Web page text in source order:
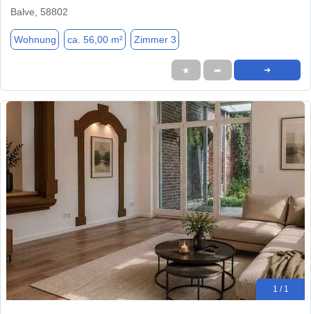
Balve, 58802
Wohnung ca. 56,00 m² Zimmer 3
★ ➦ ➜
1 / 1